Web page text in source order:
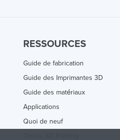
RESSOURCES
Guide de fabrication
Guide des Imprimantes 3D
Guide des matériaux
Applications
Quoi de neuf